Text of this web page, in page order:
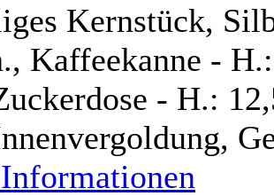
Kernstück,
Kaffeekanne -
- H.: